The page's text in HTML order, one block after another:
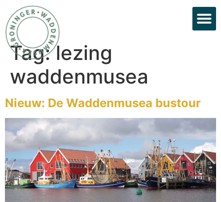
Tag:lezing
waddenmusea
Nieuw: De Waddenmusea bustour